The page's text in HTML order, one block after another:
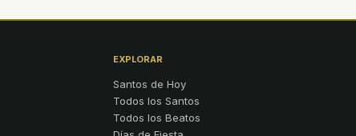
EXPLORAR
Santos de Hoy
Todos los Santos
Todos los Beatos